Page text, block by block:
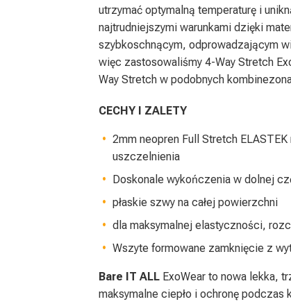
utrzymać optymalną temperaturę i
najtrudniejszymi warunkami dzięki
szybkoschnącym, odprowadzającym
więc zastosowaliśmy 4-Way Stretch
Way Stretch w podobnych
CECHY I ZALETY
2mm neopren Full Stretch
uszczelnienia
Doskonale wykończenia w dolnej
płaskie szwy na całej powierzchni
dla maksymalnej elastyczności,
Wszyte formowane zamknięcie z
Bare IT ALL ExoWear to nowa lekka,
maksymalne ciepło i ochronę